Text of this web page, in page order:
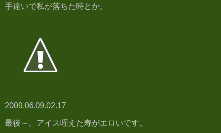
手違いで私が落ちた時とか。
2009.06.09.02.17
最後～。アイス咥えた寿がエロいです。